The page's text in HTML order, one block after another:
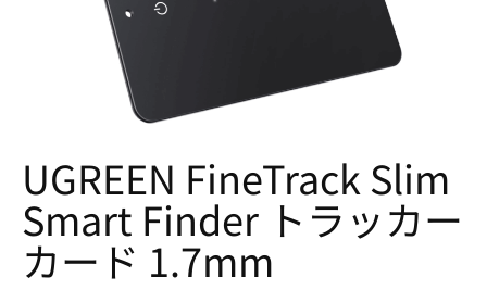
UGREEN FineTrack Slim
Smart Finder トラッカー
カード 1.7mm